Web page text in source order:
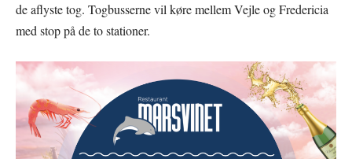
de aflyste tog. Togbusserne vil køre mellem Vejle og Fredericia
med stop på de to stationer.